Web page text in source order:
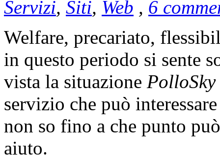
Servizi, Siti, Web , 6
Welfare, precariato,
in questo periodo si sente
vista la situazione PolloSky
servizio che può
non so fino a che punto
aiuto.